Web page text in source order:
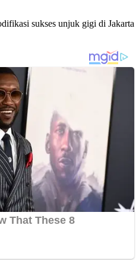
sukses unjuk gigi di Jakarta